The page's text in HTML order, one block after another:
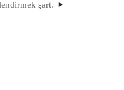
şart.